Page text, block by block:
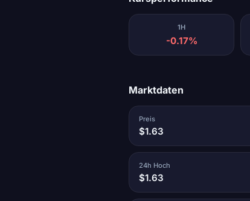
1H
-0.17%
Marktdaten
Preis
$1.63
24h Hoch
$1.63